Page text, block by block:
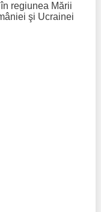
regiunea Mării
şi Ucrainei